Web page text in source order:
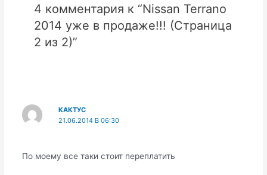
4 комментария к “Nissan Terrano
2014 уже в продаже!!! (Страница
2 из 2)”
КАКТУС
21.06.2014 В 06:30
По моему все таки стоит переплатить